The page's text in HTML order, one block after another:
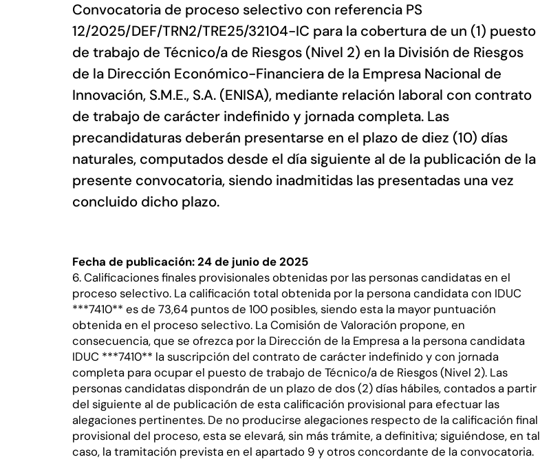
Convocatoria de proceso selectivo con referencia PS
12/2025/DEF/TRN2/TRE25/32104-IC para la cobertura de un (1) puesto
de trabajo de Técnico/a de Riesgos (Nivel 2) en la División de Riesgos
de la Dirección Económico-Financiera de la Empresa Nacional de
Innovación, S.M.E., S.A. (ENISA), mediante relación laboral con contrato
de trabajo de carácter indefinido y jornada completa. Las
precandidaturas deberán presentarse en el plazo de diez (10) días
naturales, computados desde el día siguiente al de la publicación de la
presente convocatoria, siendo inadmitidas las presentadas una vez
concluido dicho plazo.
Fecha de publicación: 24 de junio de 2025
6. Calificaciones finales provisionales obtenidas por las personas candidatas en el
proceso selectivo. La calificación total obtenida por la persona candidata con IDUC
***7410** es de 73,64 puntos de 100 posibles, siendo esta la mayor puntuación
obtenida en el proceso selectivo. La Comisión de Valoración propone, en
consecuencia, que se ofrezca por la Dirección de la Empresa a la persona candidata
IDUC ***7410** la suscripción del contrato de carácter indefinido y con jornada
completa para ocupar el puesto de trabajo de Técnico/a de Riesgos (Nivel 2). Las
personas candidatas dispondrán de un plazo de dos (2) días hábiles, contados a partir
del siguiente al de publicación de esta calificación provisional para efectuar las
alegaciones pertinentes. De no producirse alegaciones respecto de la calificación final
provisional del proceso, esta se elevará, sin más trámite, a definitiva; siguiéndose, en tal
caso, la tramitación prevista en el apartado 9 y otros concordante de la convocatoria.